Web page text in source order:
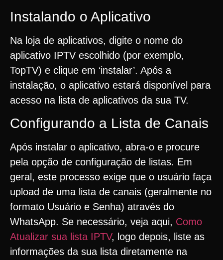
Instalando o Aplicativo
Na loja de aplicativos, digite o nome do
aplicativo IPTV escolhido (por exemplo,
TopTV) e clique em ‘instalar’. Após a
instalação, o aplicativo estará disponível para
acesso na lista de aplicativos da sua TV.
Configurando a Lista de Canais
Após instalar o aplicativo, abra-o e procure
pela opção de configuração de listas. Em
geral, este processo exige que o usuário faça
upload de uma lista de canais (geralmente no
formato Usuário e Senha) através do
WhatsApp. Se necessário, veja aqui, Como
Atualizar sua lista IPTV, logo depois, liste as
informações da sua lista diretamente na